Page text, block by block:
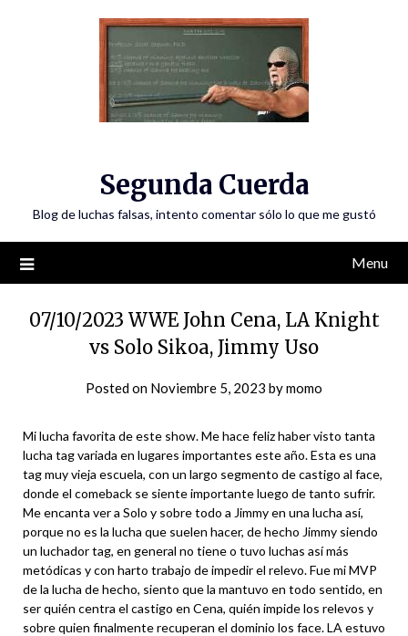
Segunda Cuerda
Blog de luchas falsas, intento comentar sólo lo que me gustó
Menu
07/10/2023 WWE John Cena, LA Knight
vs Solo Sikoa, Jimmy Uso
Posted on Noviembre 5, 2023 bymomo
Mi lucha favorita de este show. Me hace feliz haber visto tanta
lucha tag variada en lugares importantes este año. Esta es una
tag muy vieja escuela, con un largo segmento de castigo al face,
donde el comeback se siente importante luego de tanto sufrir.
Me encanta ver a Solo y sobre todo a Jimmy en una lucha así,
porque no es la lucha que suelen hacer, de hecho Jimmy siendo
un luchador tag, en general no tiene o tuvo luchas así más
metódicas y con harto trabajo de impedir el relevo. Fue mi MVP
de la lucha de hecho, siento que la mantuvo en todo sentido, en
ser quién centra el castigo en Cena, quién impide los relevos y
sobre quien finalmente recuperan el dominio los face. LA estuvo